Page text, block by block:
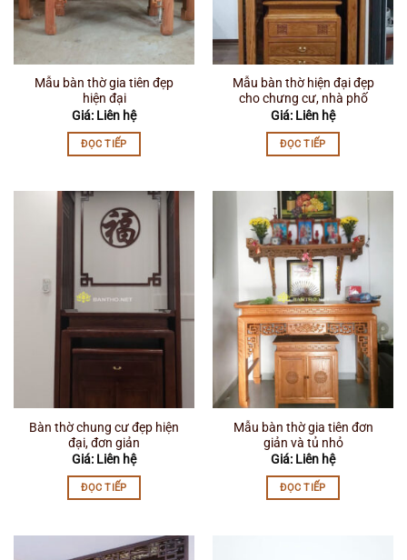
Mẫu bàn thờ gia tiên đẹp
hiện đại
Giá: Liên hệ
ĐỌC TIẾP
Mẫu bàn thờ hiện đại đẹp
cho chưng cư, nhà phố
Giá: Liên hệ
ĐỌC TIẾP
Bàn thờ chung cư đẹp hiện
đại, đơn giản
Giá: Liên hệ
ĐỌC TIẾP
Mẫu bàn thờ gia tiên đơn
giản và tủ nhỏ
Giá: Liên hệ
ĐỌC TIẾP